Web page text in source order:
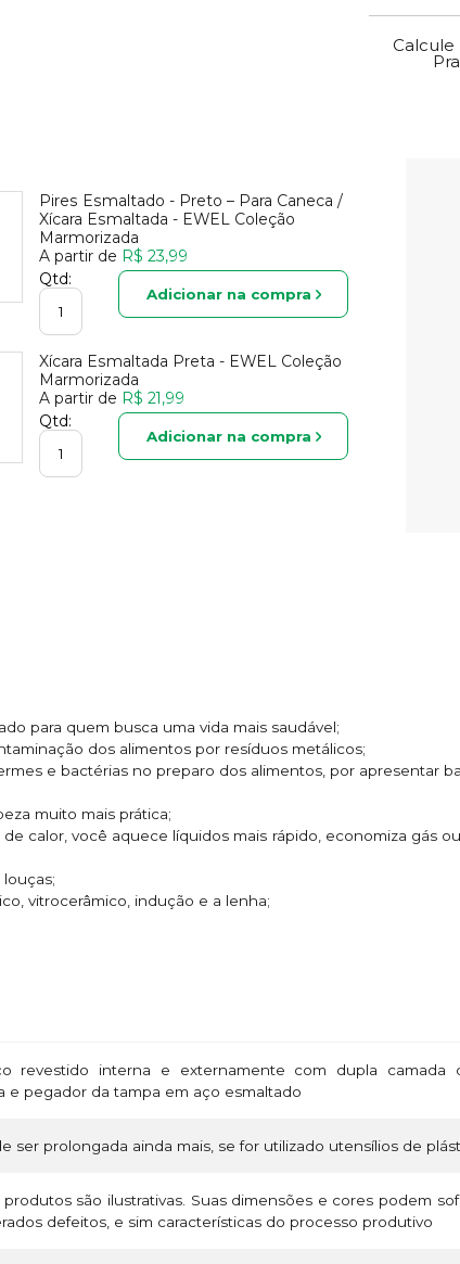
Calcule
Pires Esmaltado - Preto – Para Caneca /
Xícara Esmaltada - EWEL Coleção
Marmorizada
A partir de R$ 23,99
Qtd:
Adicionar na compra
Xícara Esmaltada Preta - EWEL Coleção
Marmorizada
A partir de R$ 21,99
Qtd:
Adicionar na compra
para quem busca uma vida mais saudável;
dos alimentos por resíduos metálicos;
e bactérias no preparo dos alimentos, por apresentar
muito mais prática;
de calor, você aquece líquidos mais rápido, economiza gás
vitrocerâmico, indução e a lenha;
revestido interna e externamente com dupla
e pegador da tampa em aço esmaltado
ser prolongada ainda mais, se for utilizado utensílios de
são ilustrativas. Suas dimensões e cores podem
defeitos, e sim características do processo produtivo